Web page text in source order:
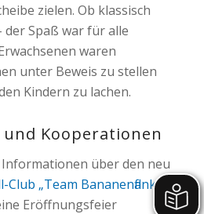
zielen. Ob klassisch
der Spaß war für alle
waren
unter Beweis zu stellen
Kindern zu lachen.
Kooperationen
über den neu
Club „Team Bananenflanke“
Eröffnungsfeier